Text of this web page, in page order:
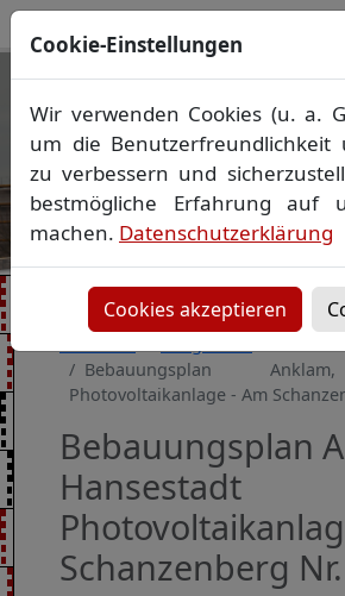
Ihr
Mecklenburg-
Wir vermessen Ihr
Lageplan Absteckung▪
Grenzfeststellung▪Amtliche
Vorheriges Bild
Bebauungsplan
Photovoltaikanlage - Am
Bebauungsplan
Hansestadt
Schanzenberg
Cookie-Einstellungen
Wir verwenden Cookies (u. a.
um die Benutzerfreundlichkeit
zu verbessern und
bestmögliche Erfahrung auf
machen. Datenschutzerklärung
Cookies akzeptieren